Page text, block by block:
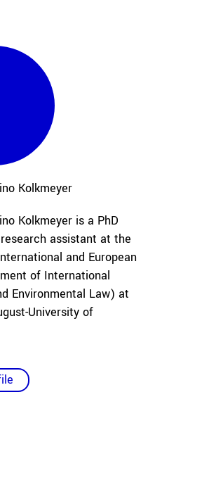
Kolkmeyer
Kolkmeyer is a PhD
assistant at the
and European
of International
Environmental Law) at
University of